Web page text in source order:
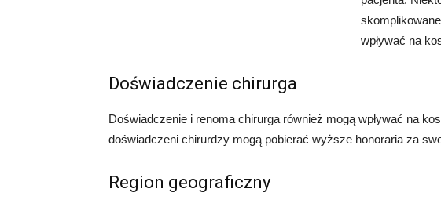
wpływać na
Doświadczenie chirurga
Doświadczenie i renoma chirurga również mogą wpływać na
doświadczeni chirurdzy mogą pobierać wyższe honoraria za
Region geograficzny